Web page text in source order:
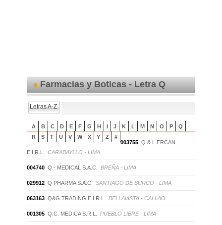
Farmacias y Boticas - Letra Q
Letras A-Z
A B C D E F G H I J K L M N O P
Q
R
S T U V W X Y Z
#
003755 Q & L ERCAN
E.I.R.L.
CARABAYLLO - LIMA
004740 Q - MEDICAL S.A.C. BREÑA - LIMA
029912 Q PHARMA S.A.C. SANTIAGO DE SURCO - LIMA
063163 Q&G TRADING E.I.R.L. BELLAVISTA - CALLAO
001305 Q.C. MEDICA S.R.L. PUEBLO LIBRE - LIMA